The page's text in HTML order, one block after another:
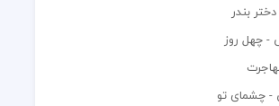
بندر
چهل روز
- چشمای تو